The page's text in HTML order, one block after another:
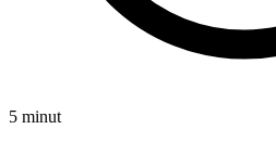
5 minut